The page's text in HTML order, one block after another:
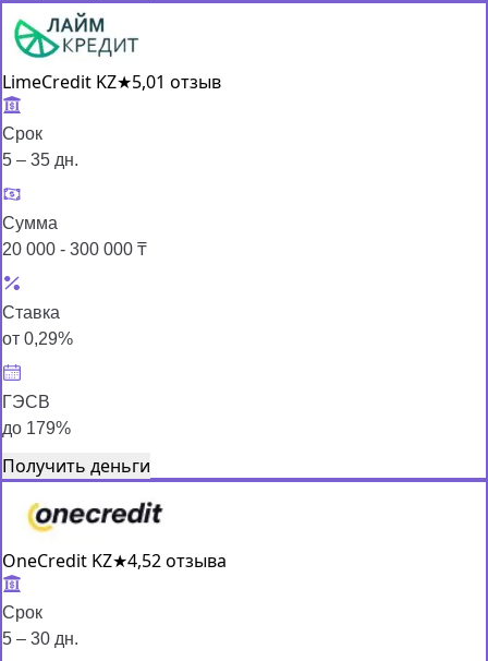
LimeCredit KZ★5,01 отзыв
Срок
5 – 35 дн.
Сумма
20 000 - 300 000 ₸
Ставка
от 0,29%
ГЭСВ
до 179%
Получить деньги
OneCredit KZ★4,52 отзыва
Срок
5 – 30 дн.